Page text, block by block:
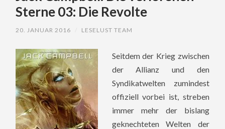
Sterne 03: Die Revolte
20. JANUAR 2016 LESELUST TEAM
Seitdem der Krieg zwischen
der Allianz und den
Syndikatwelten zumindest
offiziell vorbei ist, streben
immer mehr der bislang
geknechteten Welten der